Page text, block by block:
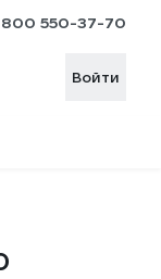
550-37-70
Войти